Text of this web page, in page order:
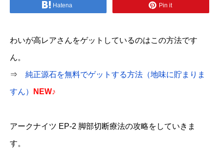
Hatena Pin it
わいが高レアさんをゲットしているのはこの方法です
ん。
⇒ 純正源石を無料でゲットする方法（地味に貯まりま
すん） NEW♪
アークナイツ EP-2 脚部切断療法の攻略をしていきま
す。